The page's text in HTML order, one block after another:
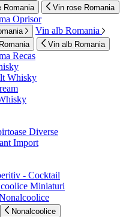
Romania Vin rose Romania
Oprisor
Vin alb Romania
Vin alb Romania
Recas
Whisky
Diverse
Import
- Cocktail
Miniaturi
Nonalcoolice